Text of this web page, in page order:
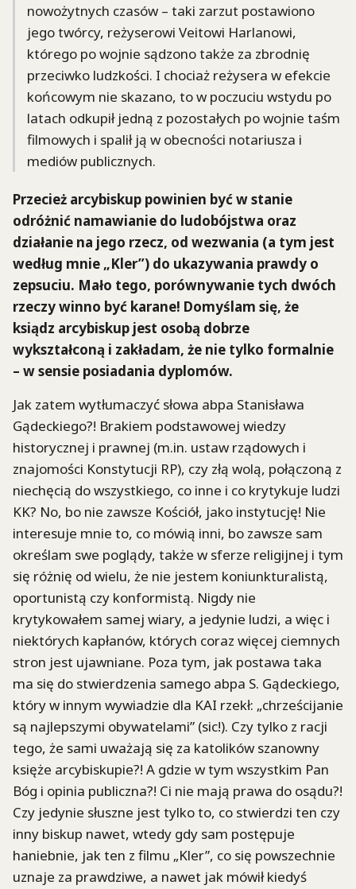
nowożytnych czasów – taki zarzut postawiono
jego twórcy, reżyserowi Veitowi Harlanowi,
którego po wojnie sądzono także za zbrodnię
przeciwko ludzkości. I chociaż reżysera w efekcie
końcowym nie skazano, to w poczuciu wstydu po
latach odkupił jedną z pozostałych po wojnie taśm
filmowych i spalił ją w obecności notariusza i
mediów publicznych.
Przecież arcybiskup powinien być w stanie
odróżnić namawianie do ludobójstwa oraz
działanie na jego rzecz, od wezwania (a tym jest
według mnie „Kler”) do ukazywania prawdy o
zepsuciu. Mało tego, porównywanie tych dwóch
rzeczy winno być karane! Domyślam się, że
ksiądz arcybiskup jest osobą dobrze
wykształconą i zakładam, że nie tylko formalnie
– w sensie posiadania dyplomów.
Jak zatem wytłumaczyć słowa abpa Stanisława
Gądeckiego?! Brakiem podstawowej wiedzy
historycznej i prawnej (m.in. ustaw rządowych i
znajomości Konstytucji RP), czy złą wolą, połączoną z
niechęcią do wszystkiego, co inne i co krytykuje ludzi
KK? No, bo nie zawsze Kościół, jako instytucję! Nie
interesuje mnie to, co mówią inni, bo zawsze sam
określam swe poglądy, także w sferze religijnej i tym
się różnię od wielu, że nie jestem koniunkturalistą,
oportunistą czy konformistą. Nigdy nie
krytykowałem samej wiary, a jedynie ludzi, a więc i
niektórych kapłanów, których coraz więcej ciemnych
stron jest ujawniane. Poza tym, jak postawa taka
ma się do stwierdzenia samego abpa S. Gądeckiego,
który w innym wywiadzie dla KAI rzekł: „chrześcijanie
są najlepszymi obywatelami” (sic!). Czy tylko z racji
tego, że sami uważają się za katolików szanowny
księże arcybiskupie?! A gdzie w tym wszystkim Pan
Bóg i opinia publiczna?! Ci nie mają prawa do osądu?!
Czy jedynie słuszne jest tylko to, co stwierdzi ten czy
inny biskup nawet, wtedy gdy sam postępuje
haniebnie, jak ten z filmu „Kler”, co się powszechnie
uznaje za prawdziwe, a nawet jak mówił kiedyś